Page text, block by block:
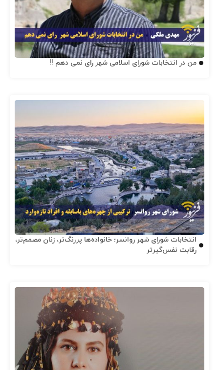
من در انتخابات شورای اسلامی شهر رای نمی دهم !!
انتخابات شورای شهر روانسر؛ خانواده‌ها پررنگ‌تر، زنان مصمم‌تر،
رقابت نفس‌گیرتر